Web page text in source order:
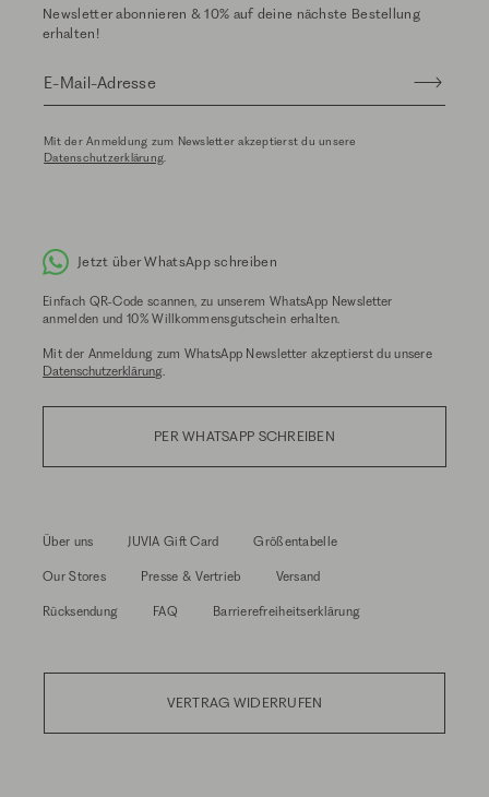
Newsletter abonnieren & 10% auf deine nächste Bestellung
erhalten!
E-Mail-Adresse
Mit der Anmeldung zum Newsletter akzeptierst du unsere
Datenschutzerklärung.
Jetzt über WhatsApp schreiben
Einfach QR-Code scannen, zu unserem WhatsApp Newsletter
anmelden und 10% Willkommensgutschein erhalten.
Mit der Anmeldung zum WhatsApp Newsletter akzeptierst du unsere
Datenschutzerklärung.
PER WHATSAPP SCHREIBEN
Über uns JUVIA Gift Card Größentabelle
Our Stores Presse & Vertrieb Versand
Rücksendung FAQ Barrierefreiheitserklärung
VERTRAG WIDERRUFEN